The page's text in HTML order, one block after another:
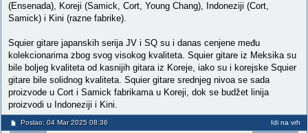
(Ensenada), Koreji (Samick, Cort, Young Chang), Indoneziji (Cort,
Samick) i Kini (razne fabrike).
Squier gitare japanskih serija JV i SQ su i danas cenjene među
kolekcionarima zbog svog visokog kvaliteta. Squier gitare iz Meksika su
bile boljeg kvaliteta od kasnijih gitara iz Koreje, iako su i korejske Squier
gitare bile solidnog kvaliteta. Squier gitare srednjeg nivoa se sada
proizvode u Cort i Samick fabrikama u Koreji, dok se budžet linija
proizvodi u Indoneziji i Kini.
Poslao: 04 Mar 2025 08:36 Idi na vrh